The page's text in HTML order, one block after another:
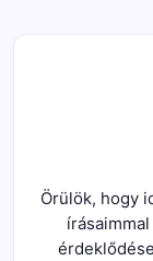
Örülök, hogy